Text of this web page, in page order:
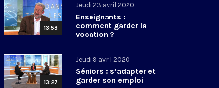
13:58
Jeudi 23 avril 2020
Enseignants :
comment garder la
vocation ?
13:27
Jeudi 9 avril 2020
Séniors : s’adapter et
garder son emploi